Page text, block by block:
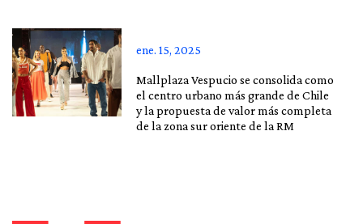
ene. 15, 2025
Mallplaza Vespucio se consolida como
el centro urbano más grande de Chile
y la propuesta de valor más completa
de la zona sur oriente de la RM